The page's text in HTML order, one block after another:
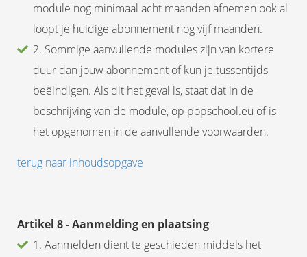
module nog minimaal acht maanden afnemen ook al
loopt je huidige abonnement nog vijf maanden.
2. Sommige aanvullende modules zijn van kortere
duur dan jouw abonnement of kun je tussentijds
beëindigen. Als dit het geval is, staat dat in de
beschrijving van de module, op popschool.eu of is
het opgenomen in de aanvullende voorwaarden.
terug naar inhoudsopgave
Artikel 8 - Aanmelding en plaatsing
1. Aanmelden dient te geschieden middels het